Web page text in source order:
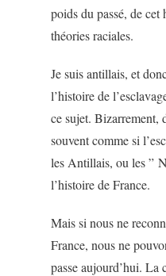
poids du passé, de cet
théories raciales.
Je suis antillais, et
l’histoire de
ce sujet. Bizarrement,
souvent comme si
les Antillais, ou les ”
l’histoire de France.
Mais si nous ne
France, nous ne
passe aujourd’hui. La